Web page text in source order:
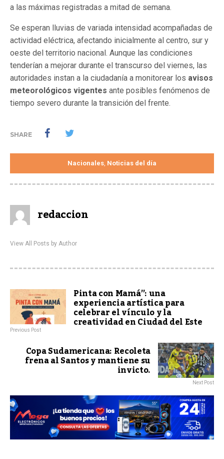
a las máximas registradas a mitad de semana.
Se esperan lluvias de variada intensidad acompañadas de
actividad eléctrica, afectando inicialmente al centro, sur y
oeste del territorio nacional. Aunque las condiciones
tenderían a mejorar durante el transcurso del viernes, las
autoridades instan a la ciudadanía a monitorear los avisos
meteorológicos vigentes ante posibles fenómenos de
tiempo severo durante la transición del frente.
SHARE
Nacionales Noticias del día
redaccion
View All Posts by Author
Pinta con Mamá”: una
experiencia artística para
celebrar el vínculo y la
creatividad en Ciudad del Este
Previous Post
Copa Sudamericana: Recoleta
frena al Santos y mantiene su
invicto.
Next Post